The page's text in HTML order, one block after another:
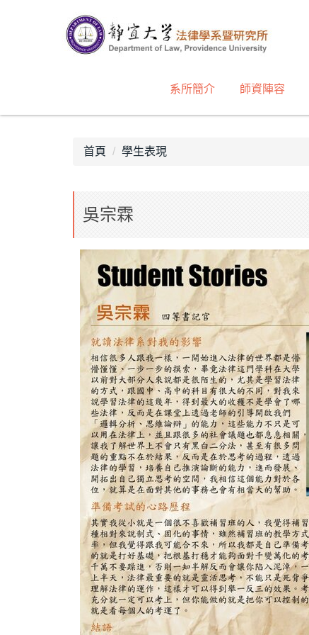
區
系所簡介 師資陣容
首頁 學生表現
吳宗霖